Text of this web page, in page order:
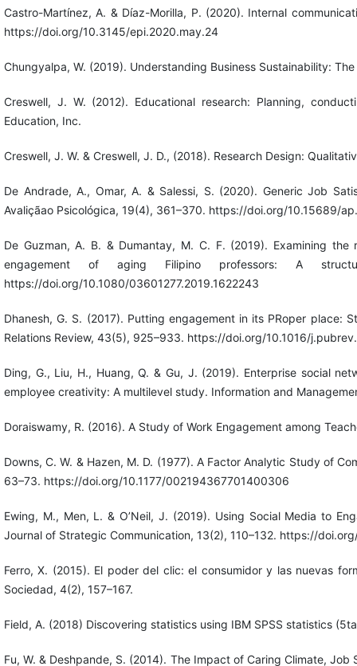
Castro-Martínez, A. & Díaz-Morilla, P. (2020). Internal
https://doi.org/10.3145/epi.2020.may.24
Chungyalpa, W. (2019). Understanding Business Sustainability:
Creswell, J. W. (2012). Educational research: Planning,
Education, Inc.
Creswell, J. W. & Creswell, J. D., (2018). Research Design:
De Andrade, A., Omar, A. & Salessi, S. (2020). Generic Job
Avaliçãao Psicológica, 19(4), 361–370. https://doi.org/10.15689/
De Guzman, A. B. & Dumantay, M. C. F. (2019). Examining
engagement of aging Filipino professors: A
https://doi.org/10.1080/03601277.2019.1622243
Dhanesh, G. S. (2017). Putting engagement in its PRoper
Relations Review, 43(5), 925–933. https://doi.org/10.1016/
Ding, G., Liu, H., Huang, Q. & Gu, J. (2019). Enterprise social
employee creativity: A multilevel study. Information and
Doraiswamy, R. (2016). A Study of Work Engagement among
Downs, C. W. & Hazen, M. D. (1977). A Factor Analytic Study of
63–73. https://doi.org/10.1177/002194367701400306
Ewing, M., Men, L. & O’Neil, J. (2019). Using Social Media to
Journal of Strategic Communication, 13(2), 110–132. https://
Ferro, X. (2015). El poder del clic: el consumidor y las nuevas
Sociedad, 4(2), 157–167.
Field, A. (2018) Discovering statistics using IBM SPSS statistics
Fu, W. & Deshpande, S. (2014). The Impact of Caring Climate,